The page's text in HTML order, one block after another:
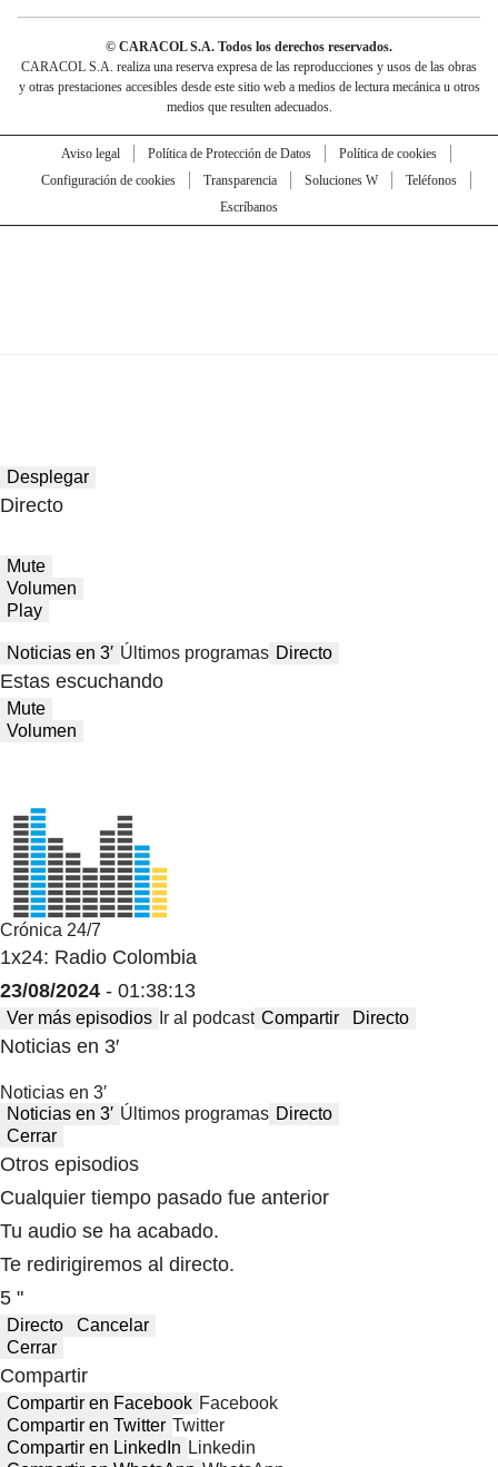
© CARACOL S.A. Todos los derechos reservados.
CARACOL S.A. realiza una reserva expresa de las reproducciones y usos de las obras
y otras prestaciones accesibles desde este sitio web a medios de lectura mecánica u otros
medios que resulten adecuados.
Aviso legal Política de Protección de Datos
Política de cookies
Configuración de cookies
Transparencia Soluciones W
Teléfonos
Escríbanos
Desplegar
Directo
Mute
Volumen
Play
Noticias en 3′ Últimos programas Directo
Estas escuchando
Mute
Volumen
Crónica 24/7
1x24: Radio Colombia
23/08/2024 - 01:38:13
Ver más episodios Ir al podcast Compartir Directo
Noticias en 3′
Noticias en 3′
Noticias en 3′ Últimos programas Directo
Cerrar
Otros episodios
Cualquier tiempo pasado fue anterior
Tu audio se ha acabado.
Te redirigiremos al directo.
5 "
Directo
Cancelar
Cerrar
Compartir
Compartir en Facebook Facebook
Compartir en Twitter Twitter
Compartir en LinkedIn Linkedin